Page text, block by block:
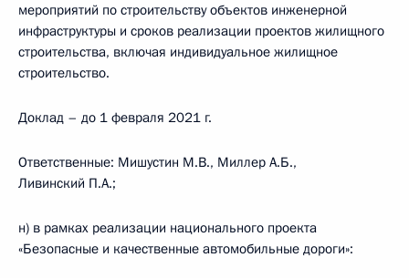
мероприятий по строительству объектов инженерной
инфраструктуры и сроков реализации проектов жилищного
строительства, включая индивидуальное жилищное
строительство.
Доклад – до 1 февраля 2021 г.
Ответственные: Мишустин М.В., Миллер А.Б.,
Ливинский П.А.;
н) в рамках реализации национального проекта
«Безопасные и качественные автомобильные дороги»: